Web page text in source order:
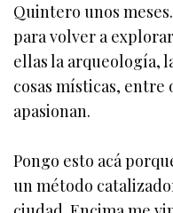
Quintero unos
para volver a
ellas la arqueología,
cosas místicas, entre
apasionan.
Pongo esto acá
un método